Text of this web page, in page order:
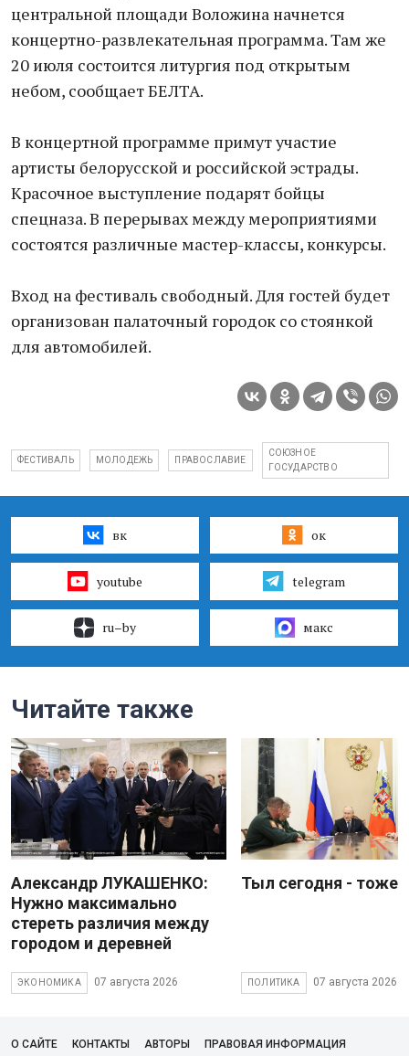
центральной площади Воложина начнется
концертно-развлекательная программа. Там же
20 июля состоится литургия под открытым
небом, сообщает БЕЛТА.
В концертной программе примут участие
артисты белорусской и российской эстрады.
Красочное выступление подарят бойцы
спецназа. В перерывах между мероприятиями
состоятся различные мастер-классы, конкурсы.
Вход на фестиваль свободный. Для гостей будет
организован палаточный городок со стоянкой
для автомобилей.
ФЕСТИВАЛЬ МОЛОДЕЖЬ ПРАВОСЛАВИЕ
СОЮЗНОЕ
ГОСУДАРСТВО
вк ок
youtube telegram
ru–by макс
Читайте также
Александр ЛУКАШЕНКО:
Нужно максимально
стереть различия между
городом и деревней
ЭКОНОМИКА 07 августа 2026
Тыл сегодня - тоже
ПОЛИТИКА 07 августа 2026
О САЙТЕ КОНТАКТЫ АВТОРЫ ПРАВОВАЯ ИНФОРМАЦИЯ